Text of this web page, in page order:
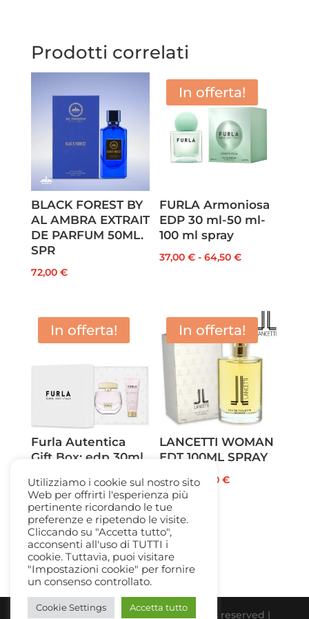
Prodotti correlati
BLACK FOREST BY
AL AMBRA EXTRAIT
DE PARFUM 50ML.
SPR
72,00 €
In offerta!
FURLA Armoniosa
EDP 30 ml-50 ml-
100 ml spray
37,00€ - 64,50€Fascia
37,00 €
a
64,50 €
In offerta!
Furla Autentica
Gift Box: edp 30ml
56,00€Il
prezzo
originale
era:
56,00 €.
38,50€ Il
prezzo
attuale
è:
38,50 €.
In offerta!
LANCETTI WOMAN
EDT 100ML SPRAY
28,00€Il11,50€Il
Beauty Gallery Parfum Srl | All rights reserved |
Utilizziamo i cookie sul nostro sito
Web per offrirti l'esperienza più
pertinente ricordando le tue
preferenze e ripetendo le visite.
Cliccando su "Accetta tutto",
acconsenti all'uso di TUTTI i
cookie. Tuttavia, puoi visitare
"Impostazioni cookie" per fornire
un consenso controllato.
Cookie Settings Accetta tutto